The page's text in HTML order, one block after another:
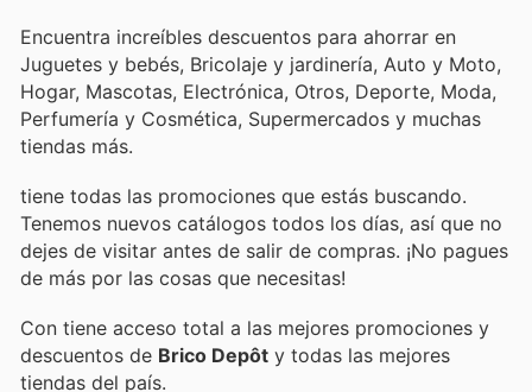
Encuentra increíbles descuentos para ahorrar en
Juguetes y bebés, Bricolaje y jardinería, Auto y Moto,
Hogar, Mascotas, Electrónica, Otros, Deporte, Moda,
Perfumería y Cosmética, Supermercados y muchas
tiendas más.
tiene todas las promociones que estás buscando.
Tenemos nuevos catálogos todos los días, así que no
dejes de visitar antes de salir de compras. ¡No pagues
de más por las cosas que necesitas!
Con tiene acceso total a las mejores promociones y
descuentos de Brico Depôt y todas las mejores
tiendas del país.